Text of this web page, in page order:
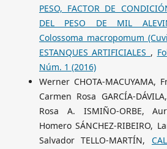
PESO, FACTOR DE
DEL PESO DE MIL
Colossoma macropomum
ESTANQUES ARTIFICIALES ,
Núm. 1 (2016)
Werner CHOTA-MACUYAMA,
Carmen Rosa GARCÍA-
Rosa A. ISMIÑO-ORBE,
Homero SÁNCHEZ-RIBEIRO,
Salvador TELLO-MARTÍN,